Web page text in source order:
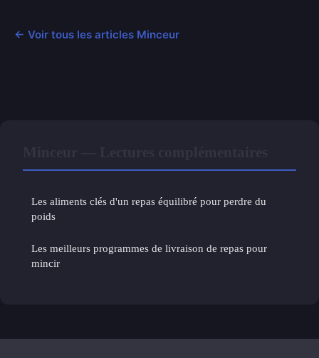
← Voir tous les articles Minceur
Les aliments clés d'un repas équilibré pour perdre du
poids
Les meilleurs programmes de livraison de repas pour
mincir